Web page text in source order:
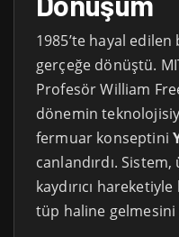
1985’te hayal
gerçeğe dönüştü.
Profesör William
dönemin
fermuar konseptini
canlandırdı.
kaydırıcı
tüp haline gelmesini